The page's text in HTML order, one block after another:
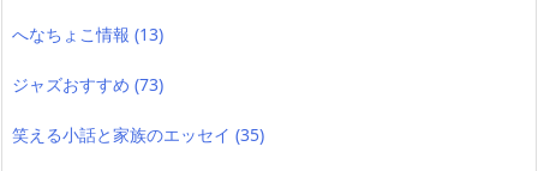
へなちょこ情報 (13)
ジャズおすすめ (73)
笑える小話と家族のエッセイ (35)